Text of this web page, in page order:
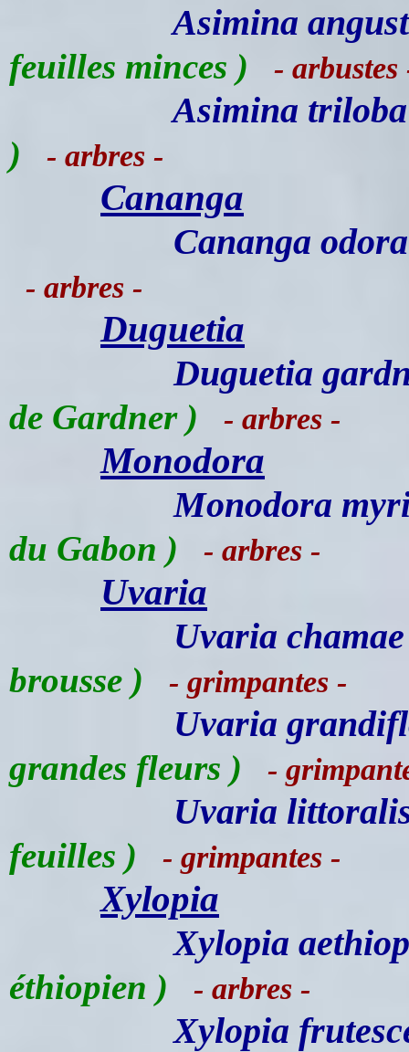
Asimina
feuilles minces ) - arbustes
Asimina triloba
) - arbres -
Cananga
Cananga
- arbres -
Duguetia
Duguetia
de Gardner ) - arbres -
Monodora
Monodora
du Gabon ) - arbres -
Uvaria
Uvaria chamae
brousse ) - grimpantes -
Uvaria
grandes fleurs ) -
Uvaria
feuilles ) - grimpantes -
Xylopia
Xylopia
éthiopien ) - arbres -
Xylopia